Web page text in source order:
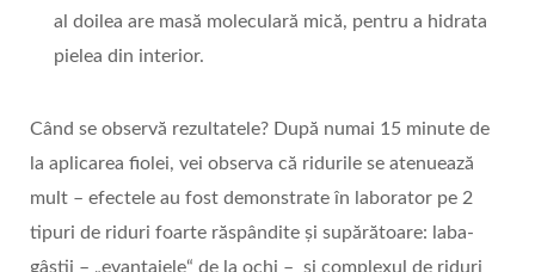
al doilea are masă moleculară mică, pentru a hidrata
pielea din interior.
Când se observă rezultatele? După numai 15 minute de
la aplicarea fiolei, vei observa că ridurile se atenuează
mult – efectele au fost demonstrate în laborator pe 2
tipuri de riduri foarte răspândite și supărătoare: laba-
gâștii – „evantaiele“ de la ochi – și complexul de riduri